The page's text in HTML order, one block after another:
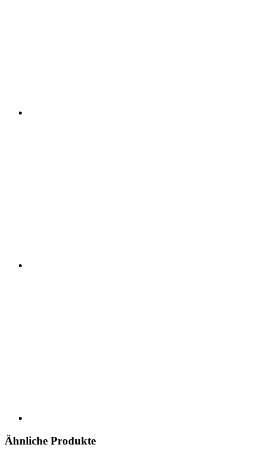
Ähnliche Produkte